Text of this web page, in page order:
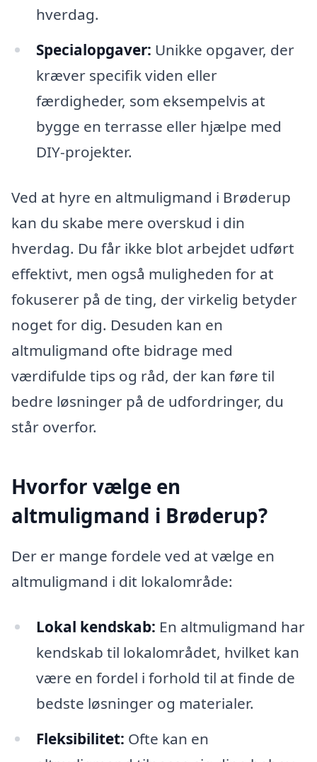
hverdag.
Specialopgaver: Unikke opgaver, der
kræver specifik viden eller
færdigheder, som eksempelvis at
bygge en terrasse eller hjælpe med
DIY-projekter.
Ved at hyre en altmuligmand i Brøderup
kan du skabe mere overskud i din
hverdag. Du får ikke blot arbejdet udført
effektivt, men også muligheden for at
fokuserer på de ting, der virkelig betyder
noget for dig. Desuden kan en
altmuligmand ofte bidrage med
værdifulde tips og råd, der kan føre til
bedre løsninger på de udfordringer, du
står overfor.
Hvorfor vælge en
altmuligmand i Brøderup?
Der er mange fordele ved at vælge en
altmuligmand i dit lokalområde:
Lokal kendskab: En altmuligmand har
kendskab til lokalområdet, hvilket kan
være en fordel i forhold til at finde de
bedste løsninger og materialer.
Fleksibilitet: Ofte kan en